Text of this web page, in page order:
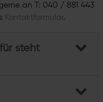
an T: 040 / 881 443
Kontaktformular.
steht